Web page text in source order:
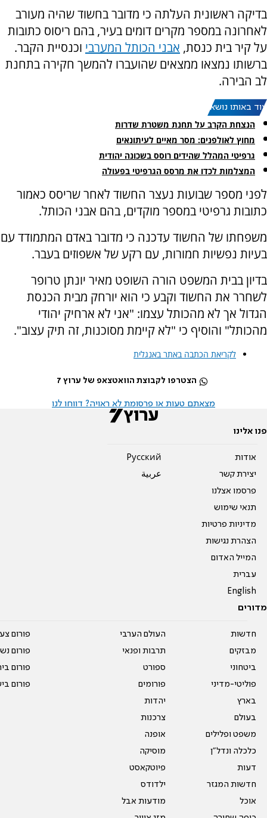
בדיקה ראשונית העלתה כי מדובר בחשוד שהיה מעורב
לאחרונה במספר מקרים דומים בעיר, בהם ריסוס כתובות
על קיר בית כנסת, אבני הכותל המערבי וכנסיית הקבר.
ברשותו נמצאו ממצאים שהועברו להמשך חקירה בתחנת
לב הבירה.
עוד באותו נושא:
הנצחת הקרב על תחנת משטרת שדרות
מחוץ לאולפנים: מסר מאיים לעיתונאים
גרפיטי המהלל שהידים רוסס בשכונה יהודית
המצלמות לכדו את מרסס הגרפיטי בפעולה
לפני מספר שבועות נעצר החשוד לאחר שריסס כאמור
כתובות גרפיטי במספר מוקדים, בהם אבני הכותל.
משפחתו של החשוד עדכנה כי מדובר באדם המתמודד עם
בעיות נפשיות חמורות, עם רקע של אשפוזים בעבר.
בדיון בבית המשפט הורה השופט מאיר יונתן טרופר
לשחרר את החשוד וקבע כי הוא יורחק מבית הכנסת
הגדול אך לא מהכותל עצמו: "אני לא ארחיק יהודי
מהכותל" והוסיף כי "לא קיימת מסוכנות, זה תיק עצוב".
לקריאת הכתבה באתר באנגלית
הצטרפו לקבוצת הוואטצאפ של ערוץ 7
מצאתם טעות או פרסומת לא ראויה? דווחו לנו
פנו אלינו
אודות
יצירת קשר
פרסמו אצלנו
תנאי שימוש
מדיניות פרטיות
הצהרת נגישות
המייל האדום
עברית
English
Pусский
عربية
מדורים
חדשות
מבזקים
ביטחוני
פוליטי-מדיני
בארץ
בעולם
משפט ופלילים
כלכלה ונדל"ן
דעות
חדשות המגזר
אוכל
העולם הערבי
תרבות ופנאי
ספורט
פורומים
יהדות
צרכנות
אופנה
מוסיקה
פיוטקאסט
ילדודס
מודעות אבל
פורום
פורום
פורום
פורום